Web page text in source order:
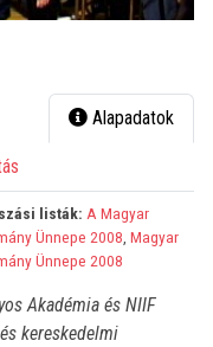
Alapadatok
listák: A Magyar
Ünnepe 2008, Magyar
Ünnepe 2008
Akadémia és NIIF
kereskedelmi